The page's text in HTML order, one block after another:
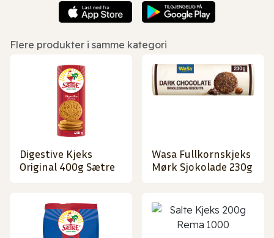
Flere produkter i samme kategori
Digestive Kjeks
Original 400g Sætre
Wasa Fullkornskjeks
Mørk Sjokolade 230g